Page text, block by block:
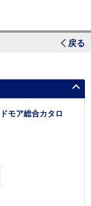
戻る
モア総合カタロ